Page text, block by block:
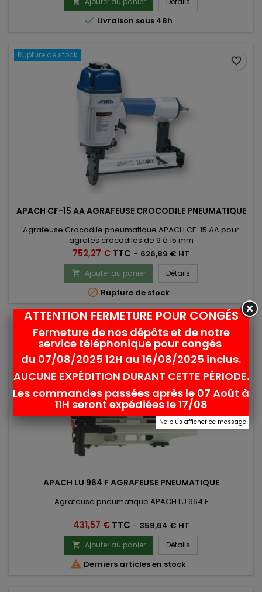
 Livraison sous 48h
Rupture de stock
APACH CF-15 AA AGRAFEUSE CROCODILE PNEUMATIQUE
Agrafeuse Crocodile pneumatique APACH CF-15 AA pour
agrafes crocodiles de 9 à 15 mm
Prix
752,27 €TTC - 626,89 € HT
 Ajouter au panier Détails
 Rupture de stock
favorite_border
APACH LU 964 F AGRAFEUSE PNEUMATIQUE
Agrafeuse pneumatique APACH LU 964 F
Prix
431,57 € TTC - 359,64 € HT
 Ajouter au panier Détails
 Derniers articles en stock
ATTENTION FERMETURE POUR CONGÉS
Fermeture de nos dépôts et de notre
service téléphonique pour congés
du 07/08/2025 12H au 16/08/2025 inclus.
AUCUNE EXPÉDITION DURANT CETTE PÉRIODE.
Les commandes passées après le 07 Août à
11H seront expédiées le 17/08
Ne plus afficher ce message